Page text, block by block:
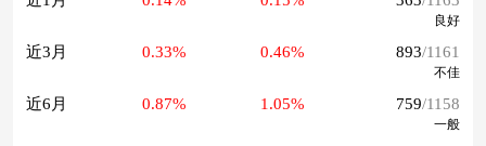
良好
近3月 0.33% 0.46% 893/1161
不佳
近6月 0.87% 1.05% 759/1158
一般